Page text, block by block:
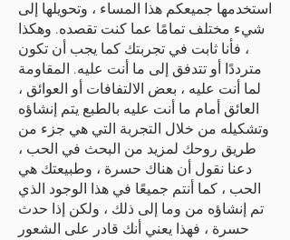
استخدمها جميعكم هذا المساء ، وتحويلها إلى
شيء مختلف تمامًا عما كنت تقصده. وهكذا
، فأنا ثابت في تجربتك كما يجب أن تكون
مترددًا أو تتدفق إلى ما أنت عليه. المقاومة
لما أنت عليه ، بعض الالتفافات أو العوائق ،
العائق أمام ما أنت عليه بالطبع يتم إنشاؤه
وتشكيله من خلال التجربة التي هي جزء من
طريق روحك لمزيد من البحث في الحب ،
دعنا نقول أن هناك حسرة ، وطبيعتك هي
الحب ، كما أنتم جميعًا في هذا الوجود الذي
تم إنشاؤه من وما إلى ذلك ، ولكن إذا حدث
حسرة ، فهذا يعني أنك قادر على الشعور